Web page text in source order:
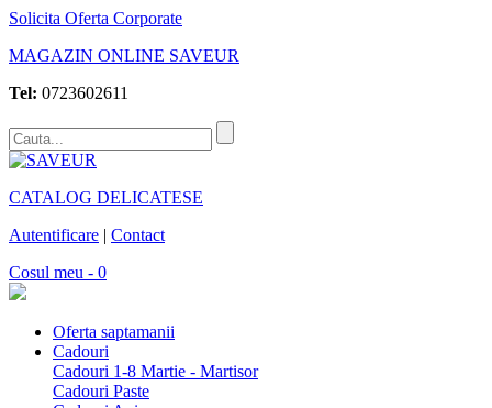
Solicita Oferta Corporate
MAGAZIN ONLINE SAVEUR
Tel: 0723602611
CATALOG DELICATESE
Autentificare | Contact
Cosul meu - 0
Oferta saptamanii
Cadouri
Cadouri 1-8 Martie - Martisor
Cadouri Paste